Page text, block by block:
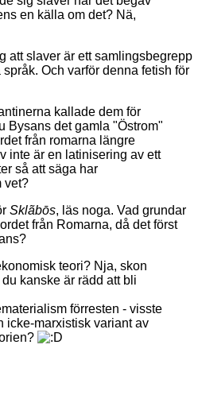
en källa om det? Nä,
att slaver är ett samlingsbegrepp
Och varför denna fetish för
kallade dem för
Bysans det gamla "Östrom"
från romarna längre
inte är en latinisering av ett
så att säga har
vet?
Sklãbōs, läs noga. Vad grundar
från Romarna, då det först
teori? Nja, skon
kanske är rädd att bli
förresten - visste
icke-marxistisk variant av